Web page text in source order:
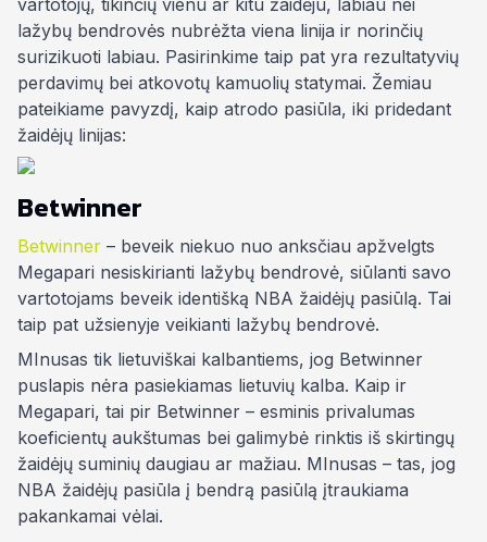
vartotojų, tikinčių vienu ar kitu žaidėju, labiau nei
lažybų bendrovės nubrėžta viena linija ir norinčių
surizikuoti labiau. Pasirinkime taip pat yra rezultatyvių
perdavimų bei atkovotų kamuolių statymai. Žemiau
pateikiame pavyzdį, kaip atrodo pasiūla, iki pridedant
žaidėjų linijas:
Betwinner
Betwinner – beveik niekuo nuo anksčiau apžvelgts
Megapari nesiskirianti lažybų bendrovė, siūlanti savo
vartotojams beveik identišką NBA žaidėjų pasiūlą. Tai
taip pat užsienyje veikianti lažybų bendrovė.
MInusas tik lietuviškai kalbantiems, jog Betwinner
puslapis nėra pasiekiamas lietuvių kalba. Kaip ir
Megapari, tai pir Betwinner – esminis privalumas
koeficientų aukštumas bei galimybė rinktis iš skirtingų
žaidėjų suminių daugiau ar mažiau. MInusas – tas, jog
NBA žaidėjų pasiūla į bendrą pasiūlą įtraukiama
pakankamai vėlai.